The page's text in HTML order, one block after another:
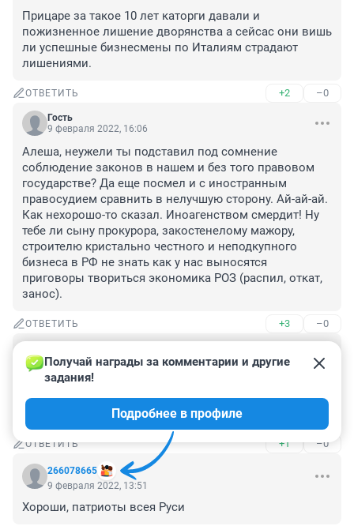
Прицаре за такое 10 лет каторги давали и
пожизненное лишение дворянства а сейсас они вишь
ли успешные бизнесмены по Италиям страдают
лишениями.
ОТВЕТИТЬ +2 –0
Гость
9 февраля 2022, 16:06
Алеша, неужели ты подставил под сомнение
соблюдение законов в нашем и без того правовом
государстве? Да еще посмел и с иностранным
правосудием сравнить в нелучшую сторону. Ай-ай-ай.
Как нехорошо-то сказал. Иноагенством смердит! Ну
тебе ли сыну прокурора, закостенелому мажору,
строителю кристально честного и неподкупного
бизнеса в РФ не знать как у нас выносятся
приговоры твориться экономика РОЗ (распил, откат,
занос).
ОТВЕТИТЬ +3 –0
9 февраля 2022, 13:53
Красть не надо....
Или делиться....
Раньше сядешь - раньше выйдешь....!!!
ОТВЕТИТЬ +1 –0
266078665
Получай награды за комментарии и другие
задания!
Подробнее в профиле
9 февраля 2022, 13:51
Хороши, патриоты всея Руси